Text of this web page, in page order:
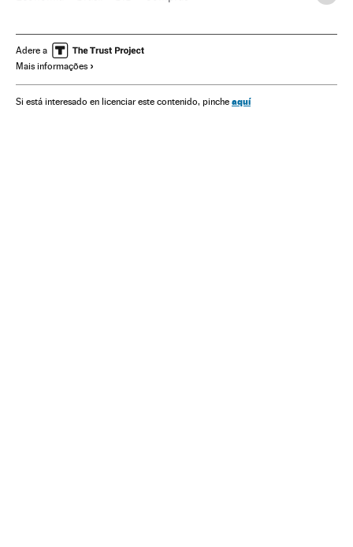
Consumo Comércio Finanças
Neurociência
Red de Expertos Planeta Futuro
Adere a
Mais informações
Si está interesado en licenciar este contenido, pinche aquí